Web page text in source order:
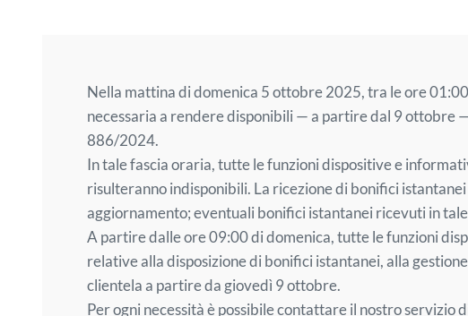
Nella mattina di domenica 5 ottobre 2025, tra le ore
necessaria a rendere disponibili — a partire dal 9 ottobre
886/2024.
In tale fascia oraria, tutte le funzioni dispositive e
risulteranno indisponibili. La ricezione di bonifici
aggiornamento; eventuali bonifici istantanei ricevuti in
A partire dalle ore 09:00 di domenica, tutte le funzioni
relative alla disposizione di bonifici istantanei, alla
clientela a partire da giovedì 9 ottobre.
Per ogni necessità è possibile contattare il nostro